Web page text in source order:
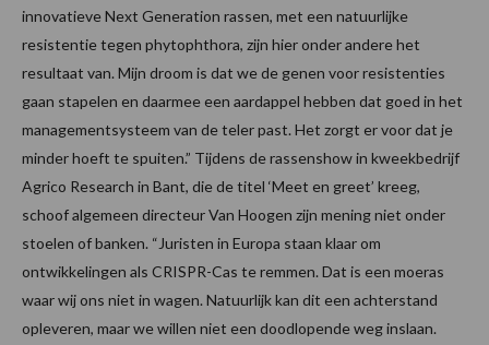
innovatieve Next Generation rassen, met een natuurlijke
resistentie tegen phytophthora, zijn hier onder andere het
resultaat van. Mijn droom is dat we de genen voor resistenties
gaan stapelen en daarmee een aardappel hebben dat goed in het
managementsysteem van de teler past. Het zorgt er voor dat je
minder hoeft te spuiten.” Tijdens de rassenshow in kweekbedrijf
Agrico Research in Bant, die de titel ‘Meet en greet’ kreeg,
schoof algemeen directeur Van Hoogen zijn mening niet onder
stoelen of banken. “Juristen in Europa staan klaar om
ontwikkelingen als CRISPR-Cas te remmen. Dat is een moeras
waar wij ons niet in wagen. Natuurlijk kan dit een achterstand
opleveren, maar we willen niet een doodlopende weg inslaan.